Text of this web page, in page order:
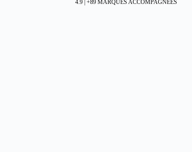
4.9 | +89 MARQUES ACCOMPAGNEES